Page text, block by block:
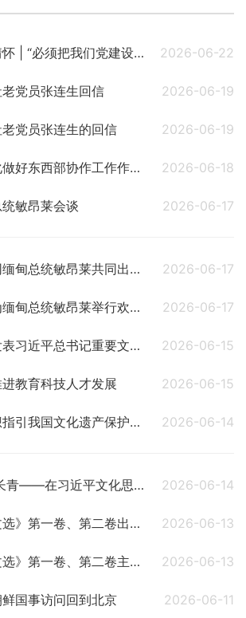
总书记的人民情怀 | “必须把我们党建设好、建设强” 2026-06-22
党员张连生回信 2026-06-19
党员张连生的回信 2026-06-19
习近平对常态化做好东西部协作工作作出重要指示 2026-06-18
敏昂莱会谈 2026-06-17
快讯：习近平同缅甸总统敏昂莱共同出席合作文件签字仪式 2026-06-17
快讯：习近平为缅甸总统敏昂莱举行欢迎仪式 2026-06-17
《求是》杂志发表习近平总书记重要文章《一体推进教育科技人才发展》 2026-06-15
教育科技人才发展 2026-06-15
习近平文化思想指引我国文化遗产保护传承工作高质量发展 2026-06-14
文脉长存 瑰宝长青——在习近平文化思想引领下文化和自然遗产保护传承利用工作开创新局面 2026-06-14
《习近平外交文选》第一卷、第二卷出版发行 2026-06-13
《习近平外交文选》第一卷、第二卷主要篇目介绍 2026-06-13
国事访问回到北京 2026-06-11